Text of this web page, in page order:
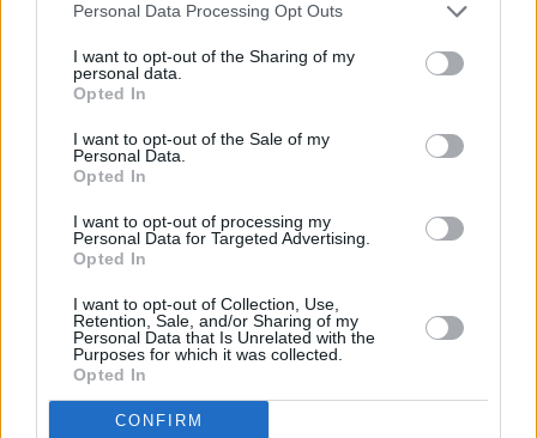
negar su consentimiento. Tenga en cuenta que algún
de su consentimiento, pero usted tiene el derecho de
rechazar tal procesamiento. Sus preferencias se aplicarán
cualquier momento entrando de nuevo en este sitio web o
visitando nuestra política de privacidad.
Personal Data Processing Opt Outs
I want to opt-out of the Sharing of my
personal data.
Opted In
I want to opt-out of the Sale of my
Personal Data.
Opted In
I want to opt-out of processing my
Personal Data for Targeted Advertising.
Opted In
I want to opt-out of Collection, Use,
Retention, Sale, and/or Sharing of my
Personal Data that Is Unrelated with the
Purposes for which it was collected.
Opted In
CONFIRM